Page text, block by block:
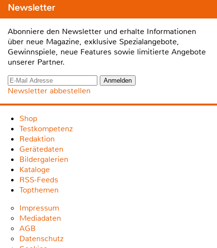
Newsletter
Abonniere den Newsletter und erhalte Informationen
über neue Magazine, exklusive Spezialangebote,
Gewinnspiele, neue Features sowie limitierte Angebote
unserer Partner.
Newsletter abbestellen
Shop
Testkompetenz
Redaktion
Gerätedaten
Bildergalerien
Kataloge
RSS-Feeds
Topthemen
Impressum
Mediadaten
AGB
Datenschutz